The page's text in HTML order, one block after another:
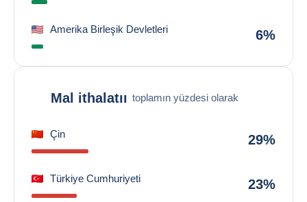
Amerika Birleşik Devletleri 6%
Mal ithalatıı toplamın yüzdesi olarak
Çin 29%
Türkiye Cumhuriyeti 23%